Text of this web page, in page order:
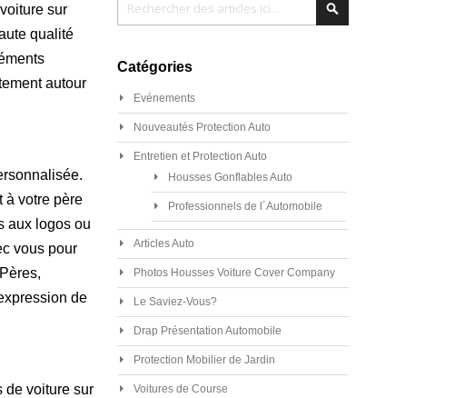
sur
qualité
autour
à votre père
aux logos ou
vous pour
de
de voiture sur
Catégories
Evénements
Nouveautés Protection Auto
Entretien et Protection Auto
Housses Gonflables Auto
Professionnels de l´Automobile
Articles Auto
Photos Housses Voiture Cover Company
Le Saviez-Vous?
Drap Présentation Automobile
Protection Mobilier de Jardin
Voitures de Course